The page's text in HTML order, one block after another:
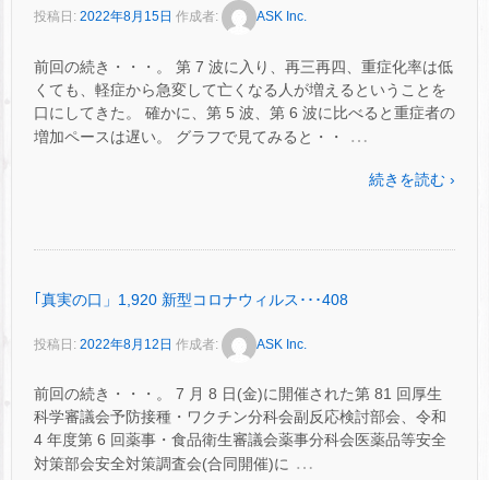
投稿日: 2022年8月15日 作成者: ASK Inc.
前回の続き・・・。 第 7 波に入り、再三再四、重症化率は低
くても、軽症から急変して亡くなる人が増えるということを
口にしてきた。 確かに、第 5 波、第 6 波に比べると重症者の
増加ペースは遅い。 グラフで見てみると・・
…
続きを読む ›
｢真実の口」1,920 新型コロナウィルス･･･408
投稿日: 2022年8月12日 作成者: ASK Inc.
前回の続き・・・。 7 月 8 日(金)に開催された第 81 回厚生
科学審議会予防接種・ワクチン分科会副反応検討部会、令和
4 年度第 6 回薬事・食品衛生審議会薬事分科会医薬品等安全
対策部会安全対策調査会(合同開催)に …